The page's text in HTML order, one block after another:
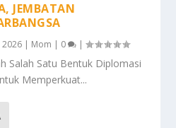
JEMBATAN
2026 Mom 0 |
Salah Satu Bentuk Diplomasi
Memperkuat...